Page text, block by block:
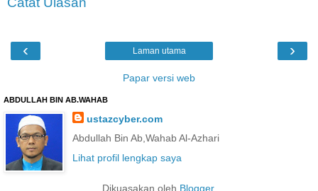
‹ ›
Laman utama
Papar versi web
ABDULLAH BIN AB.WAHAB
ustazcyber.com
Abdullah Bin Ab,Wahab Al-Azhari
Lihat profil lengkap saya
Dikuasakan oleh Blogger.